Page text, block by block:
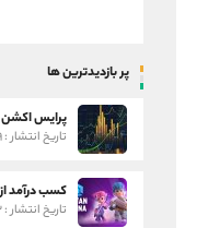
پر بازدیدترین ها
پرایس اکشن RTM چیست؟
تاریخ انتشار : ۲۹ شهریور ۱۴۰۰
کسب درآمد از
تاریخ انتشار : ۲۲ مهر ۱۴۰۰